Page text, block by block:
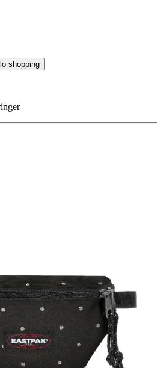
shopping